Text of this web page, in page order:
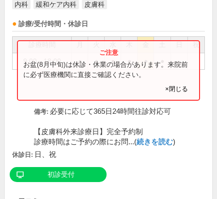
内科 緩和ケア内科 皮膚科
診療/受付時間・休診日
祝
9:00～18:00 ● ● ● ● ●
お盆(8月中旬)は休診・休業の場合があります。来院前
に必ず医療機関に直接ご確認ください。
×閉じる
備考: 必要に応じて365日24時間往診対応可
【皮膚科外来診療日】完全予約制
診療時間はご予約の際にお問...(続きを読む)
休診日: 日、祝
初診受付